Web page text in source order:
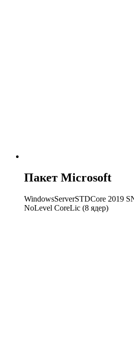
Пакет Microsoft
WindowsServerSTDCore 2019
NoLevel CoreLic (8 ядер)